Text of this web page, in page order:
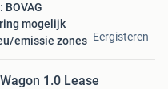
BOVAG
mogelijk
emissie zones Eergisteren
1.0 Lease